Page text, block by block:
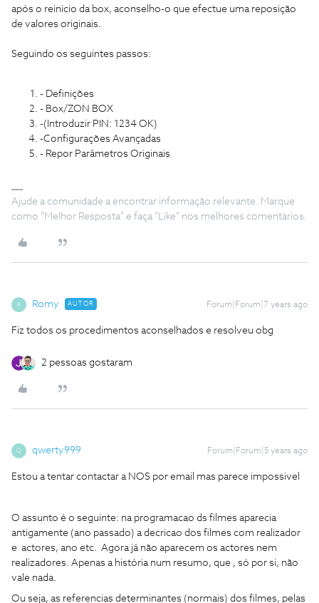
após o reinicio da box, aconselho-o que efectue uma reposição
de valores originais.
Seguindo os seguintes passos:
- Definições
- Box/ZON BOX
-(Introduzir PIN: 1234 OK)
-Configurações Avançadas
- Repor Parâmetros Originais
Ajude a comunidade a encontrar informação relevante. Marque
como "Melhor Resposta" e faça "Like" nos melhores comentários.
R Romy AUTOR Forum|Forum|7 years ago
Fiz todos os procedimentos aconselhados e resolveu obg
2 pessoas gostaram
Q qwerty999 Forum|Forum|5 years ago
Estou a tentar contactar a NOS por email mas parece impossivel
O assunto é o seguinte: na programacao ds filmes aparecia
antigamente (ano passado) a decricao dos filmes com realizador
e actores, ano etc. Agora já não aparecem os actores nem
realizadores. Apenas a história num resumo, que , só por si, não
vale nada.
Ou seja, as referencias determinantes (normais) dos filmes, pelas